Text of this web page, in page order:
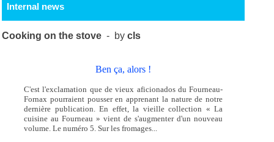
Internal news
Cooking on the stove - bycls
Ben ça, alors !
C'est l'exclamation que de vieux aficionados du Fourneau-
Fornax pourraient pousser en apprenant la nature de notre
dernière publication. En effet, la vieille collection « La
cuisine au Fourneau » vient de s'augmenter d'un nouveau
volume. Le numéro 5. Sur les fromages...